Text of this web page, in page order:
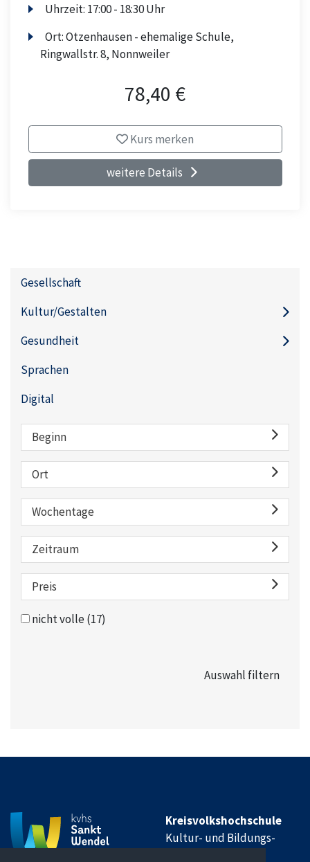
Uhrzeit: 17:00 - 18:30 Uhr
Ort:Otzenhausen - ehemalige Schule,
Ringwallstr. 8, Nonnweiler
78,40 €
Kurs merken
weitere Details
Gesellschaft
Kultur/Gestalten
Gesundheit
Sprachen
Digital
Beginn
Ort
Wochentage
Zeitraum
Preis
nicht volle(17)
Kreisvolkshochschule
Kultur- und Bildungs-